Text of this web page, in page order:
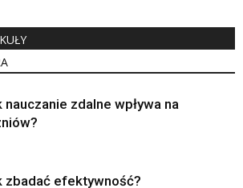
nauczanie zdalne wpływa na
zbadać efektywność?